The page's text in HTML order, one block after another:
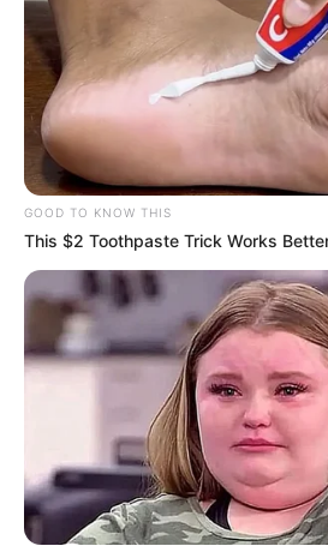
GOOD TO KNOW THIS
This $2 Toothpaste Trick Works